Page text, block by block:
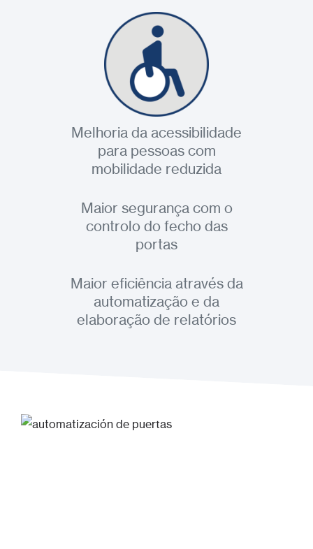
Melhoria da acessibilidade
para pessoas com
mobilidade reduzida
Maior segurança com o
controlo do fecho das
portas
Maior eficiência através da
automatização e da
elaboração de relatórios